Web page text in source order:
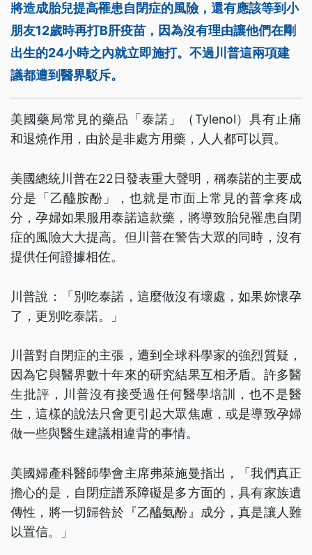
將造成胎兒提高罹患自閉症的風險，還有應該等到小
朋友12歲時再打B肝疫苗，因為沒有理由讓他們在剛
出生的24小時之內就立即施打。不過川普這兩項建
議都遭到醫界駁斥。
美國藥局常見的藥品「泰諾」（Tylenol）具有止痛
和退燒作用，由於是非處方用藥，人人都可以買。
美國總統川普在22日發表重大聲明，稱泰諾的主要成
分是「乙醯胺酚」，也就是市面上常見的普拿疼成
分，孕婦如果服用泰諾這款藥，將導致胎兒罹患自閉
症的風險大大提高。但川普在警告大眾的同時，沒有
提供任何證據相佐。
川普說：「別吃泰諾，這麼做沒有壞處，如果妳懷孕
了，更別吃泰諾。」
川普對自閉症的主張，遭到全球科學家的強烈質疑，
因為它與醫界數十年來的研究結果互相矛盾。許多醫
生批評，川普沒有接受過任何醫學培訓，也不是醫
生，這樣的說法只會更引起大眾焦慮，或是導致孕婦
做一些與醫生建議相違背的事情。
美國婦產科醫師學會主席弗萊施曼指出，「我們真正
擔心的是，自閉症譜系障礙是多方面的，具有家族遺
傳性，將一切歸咎於『乙醯氨酚』成分，真是讓人難
以置信。」